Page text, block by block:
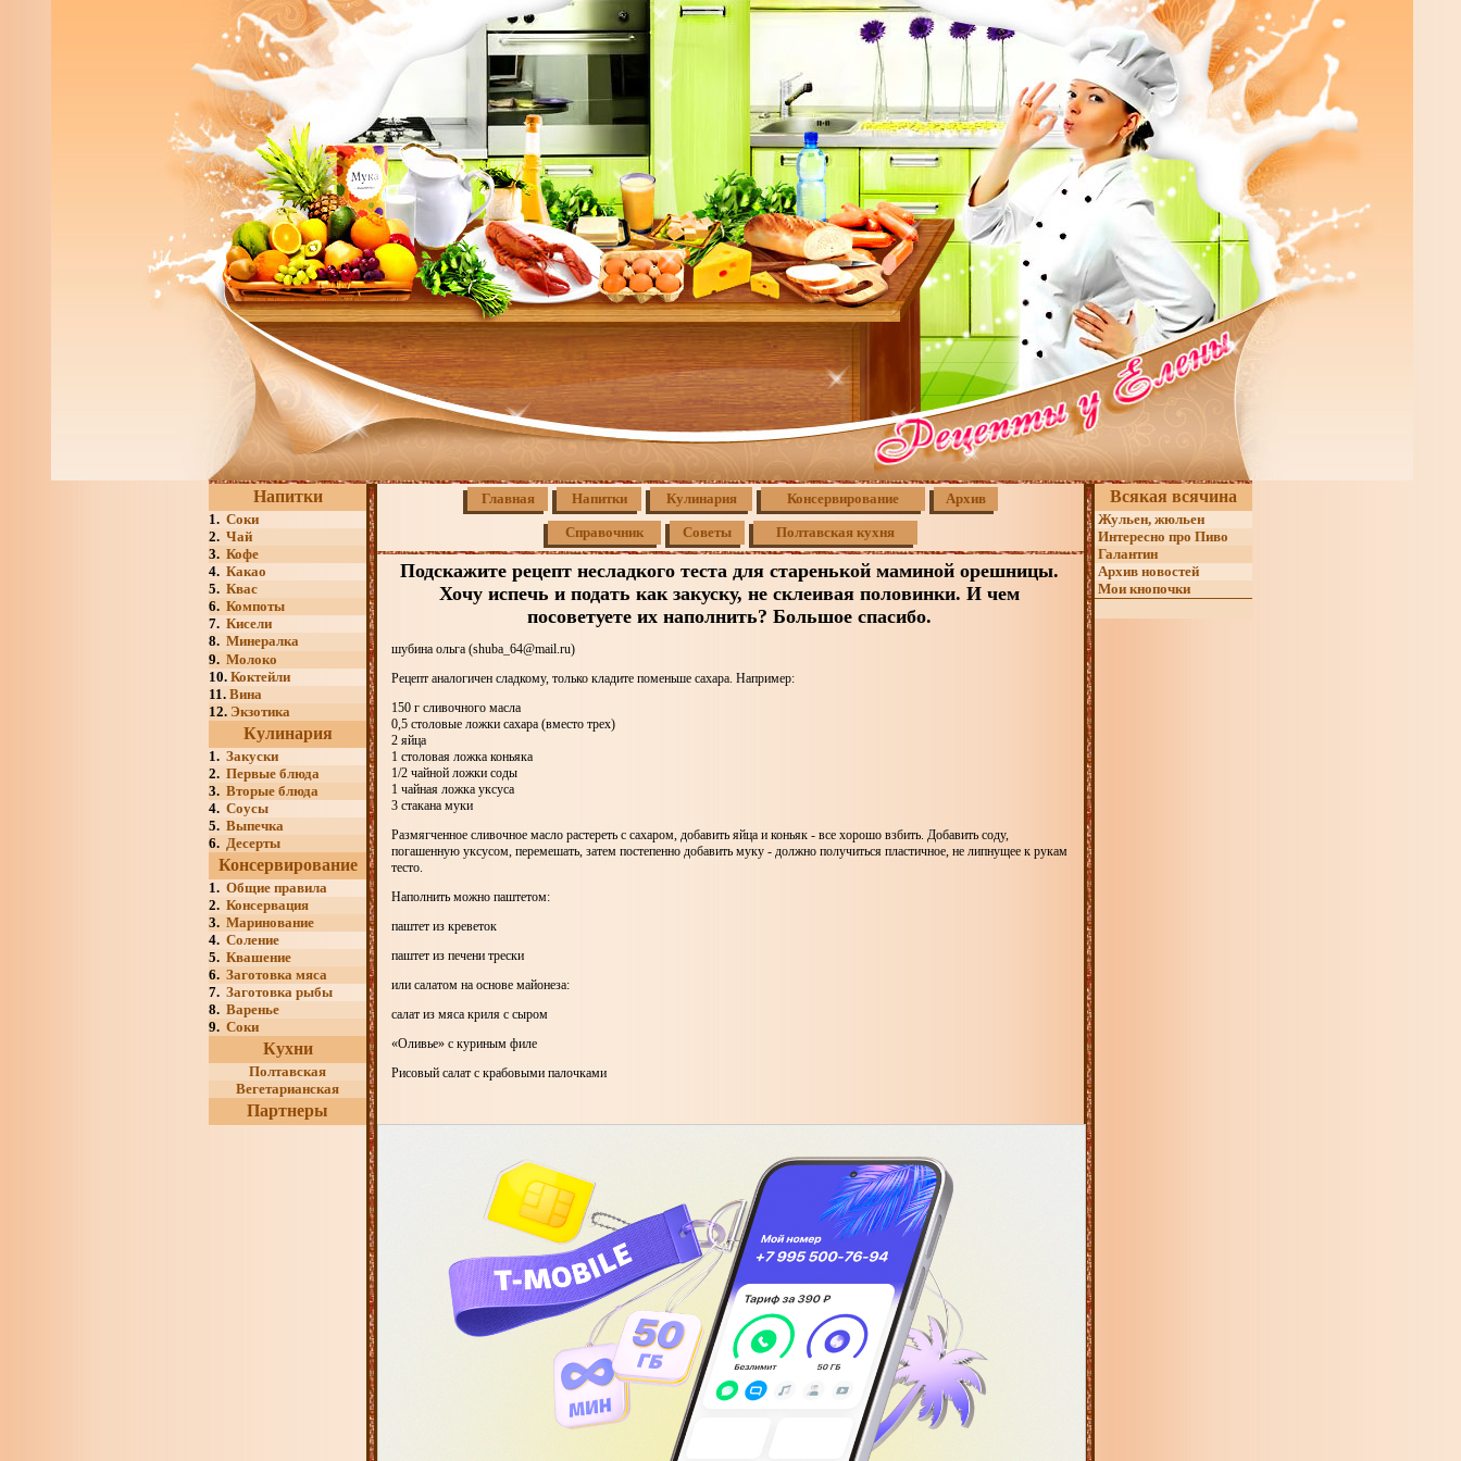
Напитки
1. Соки
2. Чай
3. Кофе
4. Какао
5. Квас
6. Компоты
7. Кисели
8. Минералка
9. Молоко
10. Коктейли
11. Вина
12. Экзотика
Кулинария
1. Закуски
2. Первые блюда
3. Вторые блюда
4. Соусы
5. Выпечка
6. Десерты
Консервирование
1. Общие правила
2. Консервация
3. Маринование
4. Соление
5. Квашение
6. Заготовка мяса
7. Заготовка рыбы
8. Варенье
9. Соки
Кухни
Полтавская
Вегетарианская
Партнеры
Главная Напитки Кулинария Консервирование Архив
Справочник Советы Полтавская кухня
Подскажите рецепт несладкого теста для старенькой маминой орешницы.
Хочу испечь и подать как закуску, не склеивая половинки. И чем
посоветуете их наполнить? Большое спасибо.
шубина ольга (shuba_64@mail.ru)
Рецепт аналогичен сладкому, только кладите поменьше сахара. Например:
150 г сливочного масла
0,5 столовые ложки сахара (вместо трех)
2 яйца
1 столовая ложка коньяка
1/2 чайной ложки соды
1 чайная ложка уксуса
3 стакана муки
Размягченное сливочное масло растереть с сахаром, добавить яйца и коньяк - все хорошо взбить. Добавить соду,
погашенную уксусом, перемешать, затем постепенно добавить муку - должно получиться пластичное, не липнущее к рукам
тесто.
Наполнить можно паштетом:
паштет из креветок
паштет из печени трески
или салатом на основе майонеза:
салат из мяса криля с сыром
«Оливье» с куриным филе
Рисовый салат с крабовыми палочками
Всякая всячина
Жульен, жюльен
Интересно про Пиво
Галантин
Архив новостей
Мои кнопочки